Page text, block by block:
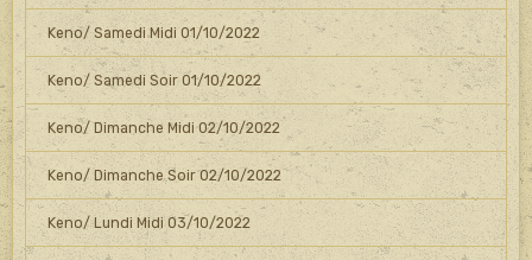
Keno/ Samedi Midi 01/10/2022
Keno/ Samedi Soir 01/10/2022
Keno/ Dimanche Midi 02/10/2022
Keno/ Dimanche Soir 02/10/2022
Keno/ Lundi Midi 03/10/2022